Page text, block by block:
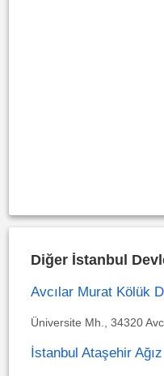
Diğer İstanbul
Avcılar Murat Kölük
Üniversite Mh., 34320
İstanbul Ataşehir